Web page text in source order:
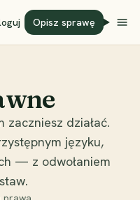
Opisz sprawę
zaczniesz działać.
języku,
— z odwołaniem